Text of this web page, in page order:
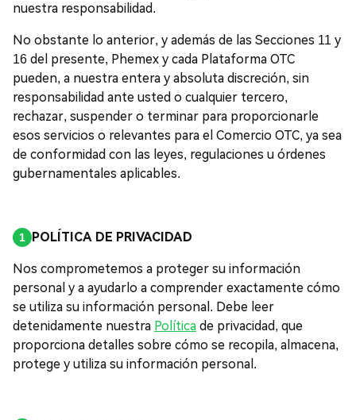
nuestra responsabilidad.
No obstante lo anterior, y además de las Secciones 11 y
16 del presente, Phemex y cada Plataforma OTC
pueden, a nuestra entera y absoluta discreción, sin
responsabilidad ante usted o cualquier tercero,
rechazar, suspender o terminar para proporcionarle
esos servicios o relevantes para el Comercio OTC, ya sea
de conformidad con las leyes, regulaciones u órdenes
gubernamentales aplicables.
POLÍTICA DE PRIVACIDAD
Nos comprometemos a proteger su información
personal y a ayudarlo a comprender exactamente cómo
se utiliza su información personal. Debe leer
detenidamente nuestra Política de privacidad, que
proporciona detalles sobre cómo se recopila, almacena,
protege y utiliza su información personal.